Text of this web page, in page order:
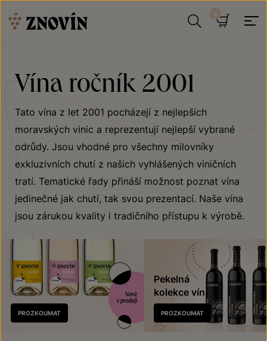
Vína ročník 2001
Tato vína z let 2001 pocházejí z nejlepších
moravských vinic a reprezentují nejlepší vybrané
odrůdy. Jsou vhodné pro všechny milovníky
exkluzivních chutí z našich vyhlášených viničních
tratí. Tematické řady přináší možnost poznat vína
jedinečné jak chutí, tak svou prezentací. Naše vína
jsou zárukou kvality i tradičního přístupu k výrobě.
Nově
v prodeji
PROZKOUMAT
Pekelná
kolekce vín
PROZKOUMAT